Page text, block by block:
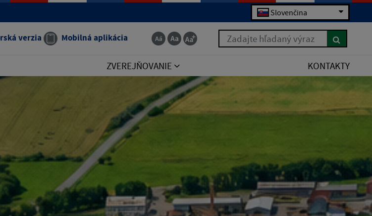
Slovenčina
verzia Mobilná aplikácia Zadajte hľadaný výraz
ZVEREJŇOVANIE KONTAKTY